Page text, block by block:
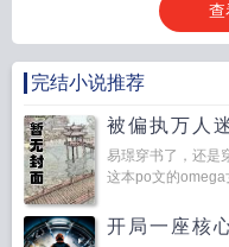
查
完结小说推荐
被偏执万人
易璟穿书了，还是
这本po文的omega
开局一座核